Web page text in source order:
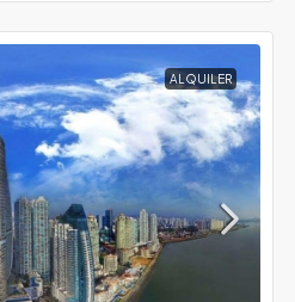
ALQUILER